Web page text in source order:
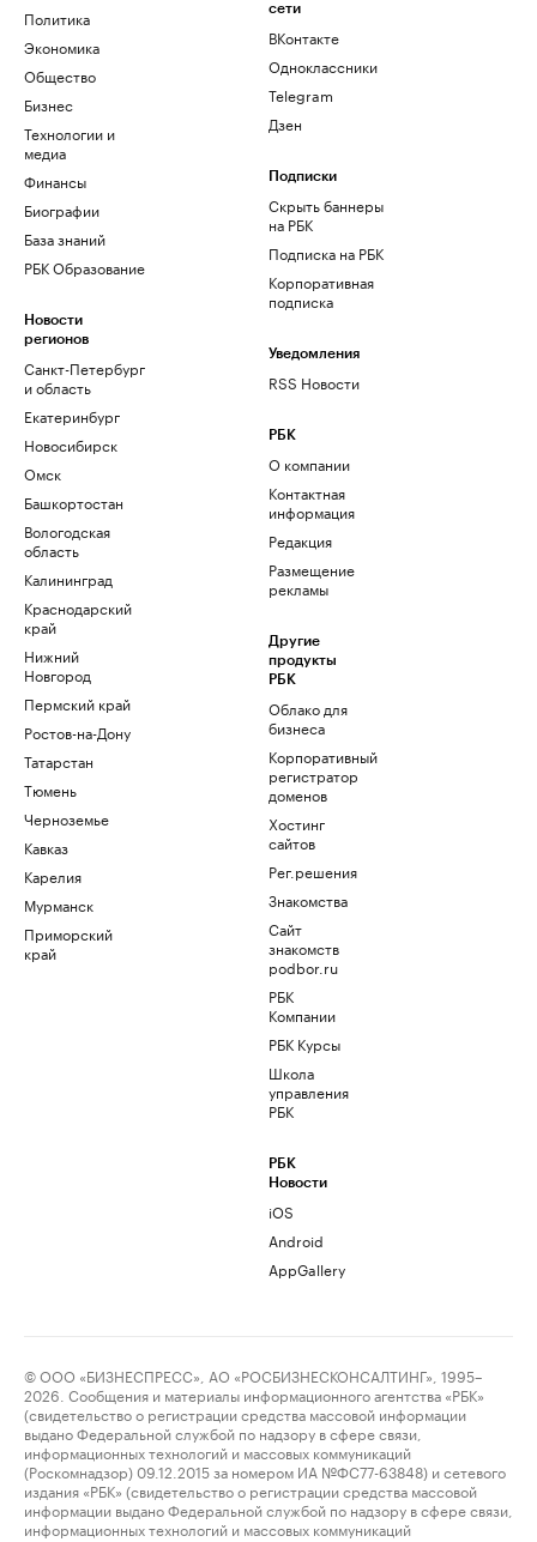
Политика
Экономика
Общество
Бизнес
Технологии и
медиа
Финансы
Биографии
База знаний
РБК Образование
Новости
регионов
Санкт-Петербург
и область
Екатеринбург
Новосибирск
Омск
Башкортостан
Вологодская
область
Калининград
Краснодарский
край
Нижний
Новгород
Пермский край
Ростов-на-Дону
Татарстан
Тюмень
Черноземье
Кавказ
Карелия
Мурманск
Приморский
край
сети
ВКонтакте
Одноклассники
Telegram
Дзен
Подписки
Скрыть баннеры
на РБК
Подписка на РБК
Корпоративная
подписка
Уведомления
RSS Новости
РБК
О компании
Контактная
информация
Редакция
Размещение
рекламы
Другие
продукты
РБК
Облако для
бизнеса
Корпоративный
регистратор
доменов
Хостинг
сайтов
Рег.решения
Знакомства
Сайт
знакомств
podbor.ru
РБК
Компании
РБК Курсы
Школа
управления
РБК
РБК
Новости
iOS
Android
AppGallery
© ООО «БИЗНЕСПРЕСС», АО «РОСБИЗНЕСКОНСАЛТИНГ», 1995–
2026. Сообщения и материалы информационного агентства «РБК»
(свидетельство о регистрации средства массовой информации
выдано Федеральной службой по надзору в сфере связи,
информационных технологий и массовых коммуникаций
(Роскомнадзор) 09.12.2015 за номером ИА №ФС77-63848) и сетевого
издания «РБК» (свидетельство о регистрации средства массовой
информации выдано Федеральной службой по надзору в сфере связи,
информационных технологий и массовых коммуникаций